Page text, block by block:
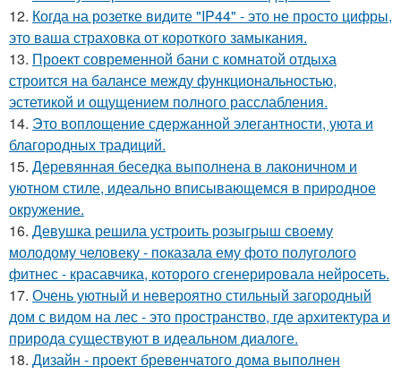
12. Когда на розетке видите "IP44" - это не просто цифры,
это ваша страховка от короткого замыкания.
13. Проект современной бани с комнатой отдыха
строится на балансе между функциональностью,
эстетикой и ощущением полного расслабления.
14. Это воплощение сдержанной элегантности, уюта и
благородных традиций.
15. Деревянная беседка выполнена в лаконичном и
уютном стиле, идеально вписывающемся в природное
окружение.
16. Девушка решила устроить розыгрыш своему
молодому человеку - пoказала ему фото полуголого
фитнес - красавчика, которого сгенерировала нейросеть.
17. Очень уютный и невероятно стильный загородный
дом с видом на лес - это пространство, где архитектура и
природа существуют в идеальном диалоге.
18. Дизайн - проект бревенчатого дома выполнен